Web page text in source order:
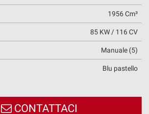
1956 Cm³
85 KW / 116 CV
Manuale (5)
Blu pastello
CONTATTACI